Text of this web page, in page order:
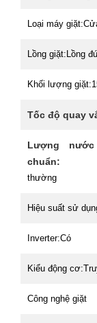
Loại máy giặt:
Lồng giặt: Lồng
Khối lượng giặt:
Tốc độ quay
Lượng
chuẩn:
thường
Hiệu suất sử
Inverter:Có
Kiểu động cơ:
Công nghệ giặt